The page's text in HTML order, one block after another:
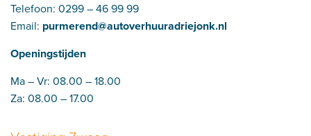
Telefoon: 0299 – 46 99 99
Email: purmerend@autoverhuuradriejonk.nl
Openingstijden
Ma – Vr: 08.00 – 18.00
Za: 08.00 – 17.00